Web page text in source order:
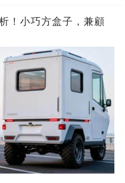
！小巧方盒子，兼顧